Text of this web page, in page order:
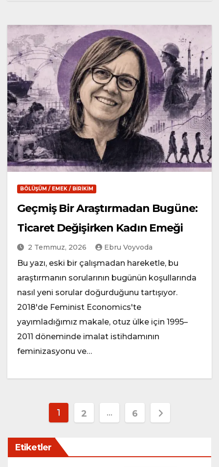
BÖLÜŞÜM / EMEK / BIRIKIM
Geçmiş Bir Araştırmadan Bugüne:
Ticaret Değişirken Kadın Emeği
2 Temmuz, 2026 Ebru Voyvoda
Bu yazı, eski bir çalışmadan hareketle, bu
araştırmanın sorularının bugünün koşullarında
nasıl yeni sorular doğurduğunu tartışıyor.
2018'de Feminist Economics'te
yayımladığımız makale, otuz ülke için 1995–
2011 döneminde imalat istihdamının
feminizasyonu ve…
Yazı
1 2 … 6
Etiketler